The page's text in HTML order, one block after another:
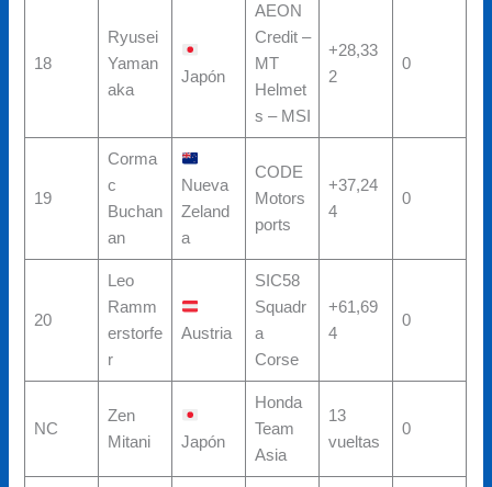
18
Ryusei
Yaman
aka
Japón
AEON
Credit –
MT
Helmet
s – MSI
+28,33
2
0
19
Corma
c
Buchan
an
Nueva
Zeland
a
CODE
Motors
ports
+37,24
4
0
20
Leo
Ramm
erstorfe
r
Austria
SIC58
Squadr
a
Corse
+61,69
4
0
NC
Zen
Mitani
Japón
Honda
Team
Asia
13
vueltas
0